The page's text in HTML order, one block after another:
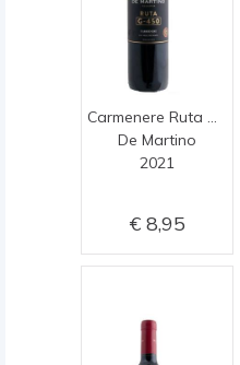
De Martino
2021
8,95